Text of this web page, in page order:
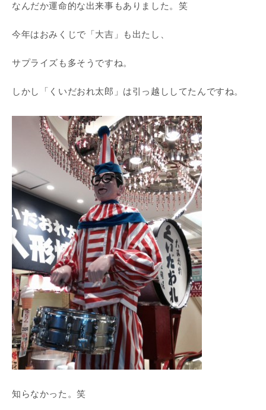
なんだか運命的な出来事もありました。笑
今年はおみくじで「大吉」も出たし、
サプライズも多そうですね。
しかし「くいだおれ太郎」は引っ越ししてたんですね。
知らなかった。笑